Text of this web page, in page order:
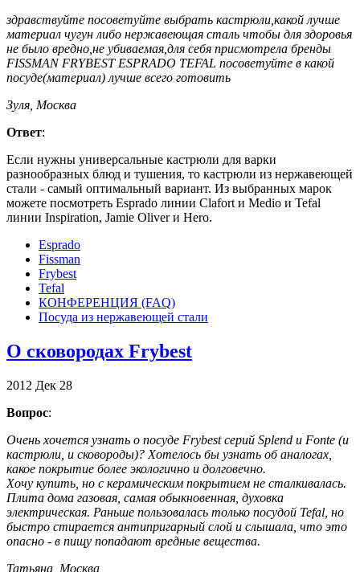
здравствуйте посоветуйте выбрать кастрюли,какой лучше
материал чугун либо нержавеющая сталь чтобы для здоровья
не было вредно,не убиваемая,для себя присмотрела бренды
FISSMAN FRYBEST ESPRADO TEFAL посоветуйте в какой
посуде(материал) лучше всего готовить
Зуля, Москва
Ответ:
Если нужны универсальные кастрюли для варки
разнообразных блюд и тушения, то кастрюли из нержавеющей
стали - самый оптимальный вариант. Из выбранных марок
можете посмотреть Esprado линии Clafort и Medio и Tefal
линии Inspiration, Jamie Oliver и Hero.
Esprado
Fissman
Frybest
Tefal
КОНФЕРЕНЦИЯ (FAQ)
Посуда из нержавеющей стали
О сковородах Frybest
2012 Дек 28
Вопрос:
Очень хочется узнать о посуде Frybest серий Splend и Fonte (и
кастрюли, и сковороды)? Хотелось бы узнать об аналогах,
какое покрытие более экологично и долговечно.
Хочу купить, но с керамическим покрытием не сталкивалась.
Плита дома газовая, самая обыкновенная, духовка
электрическая. Раньше пользовалась только посудой Tefal, но
быстро стирается антипригарный слой и слышала, что это
опасно - в пищу попадают вредные вещества.
Татьяна, Москва